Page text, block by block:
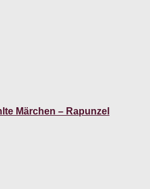
Märchen – Rapunzel